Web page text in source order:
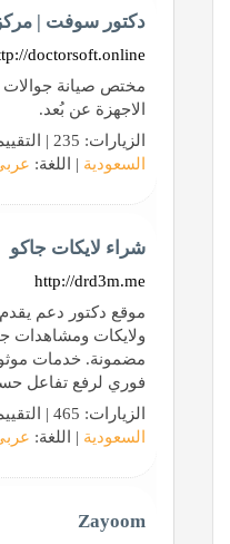
دكتور سوفت | مركز
doctorsoft.online
مختص صيانة جوالات
الاجهزة عن بُعد.
الزيارات: 235 | التقييم: 0 | المقيّمين: 0 | الدولة:
السعودية | اللغة:
شراء لايكات جاكو
http://drd3m.me
موقع دكتور دعم
ولايكات ومشاهدات
مضمونة. خدمات
فوري لرفع تفاعل
الزيارات: 465 | التقييم: 0 | المقيّمين: 0 | الدولة:
السعودية | اللغة:
Zayoom